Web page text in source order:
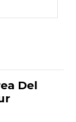
Del